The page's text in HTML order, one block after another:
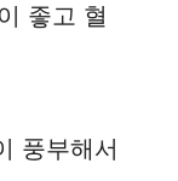
좋고 혈
풍부해서